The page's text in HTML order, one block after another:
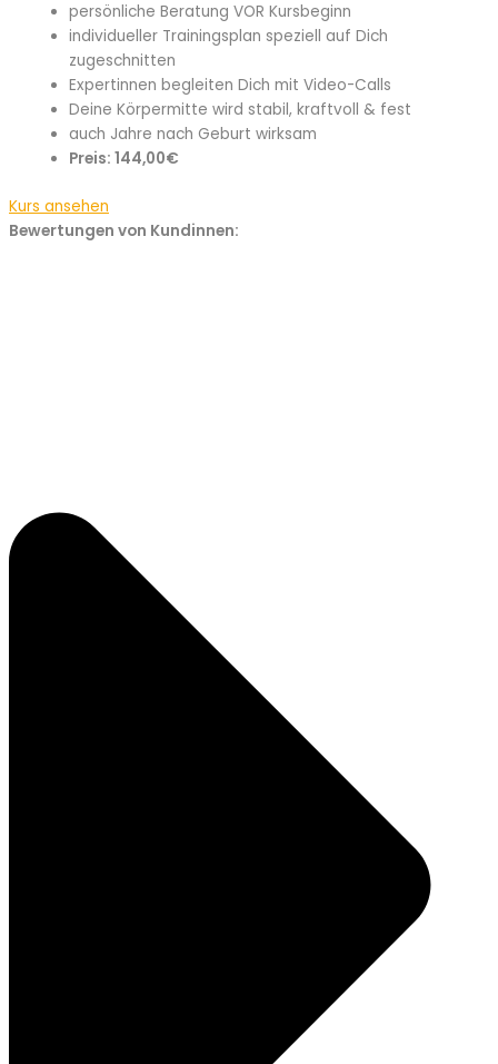
persönliche Beratung VOR Kursbeginn
individueller Trainingsplan speziell auf Dich
zugeschnitten
Expertinnen begleiten Dich mit Video-Calls
Deine Körpermitte wird stabil, kraftvoll & fest
auch Jahre nach Geburt wirksam
Preis: 144,00€
Kurs ansehen
Bewertungen von Kundinnen: